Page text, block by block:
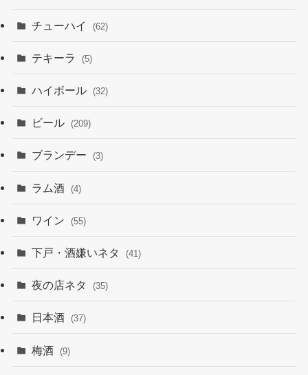
チューハイ (62)
テキーラ (5)
ハイボール (32)
ビール (209)
ブランデー (3)
ラム酒 (4)
ワイン (55)
下戸・酒嫌いネタ (41)
夜の店ネタ (35)
日本酒 (37)
梅酒 (9)